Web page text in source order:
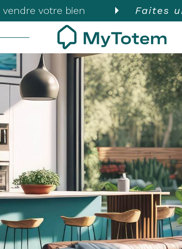
votre bien Faites
pro
Estimer
BUDGET
Voir les82annonces